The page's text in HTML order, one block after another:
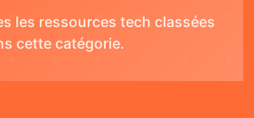
les ressources tech classées
cette catégorie.